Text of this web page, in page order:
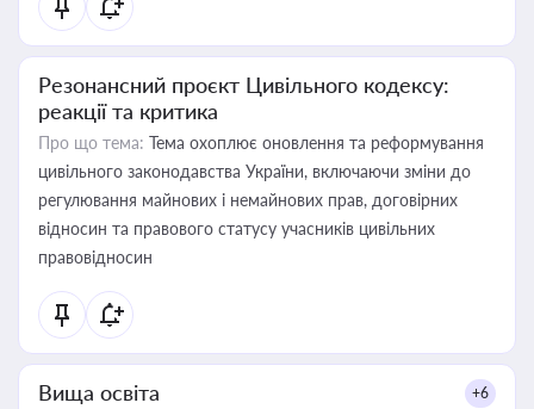
Резонансний проєкт Цивільного кодексу:
реакції та критика
Про що тема: Тема охоплює оновлення та реформування
цивільного законодавства України, включаючи зміни до
регулювання майнових і немайнових прав, договірних
відносин та правового статусу учасників цивільних
правовідносин
Вища освіта +6